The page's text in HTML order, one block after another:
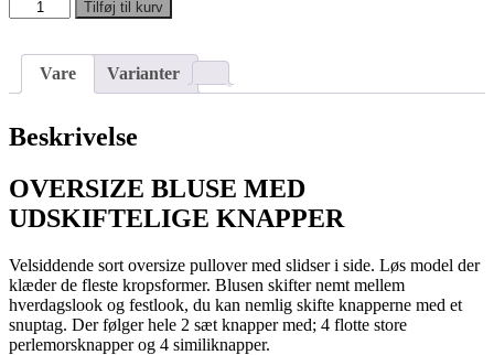
Oversize
Pullover
knapper
Tilføj til kurv
Vare Varianter
Beskrivelse
OVERSIZE BLUSE MED
UDSKIFTELIGE KNAPPER
Velsiddende sort oversize pullover med slidser i side. Løs model der
klæder de fleste kropsformer. Blusen skifter nemt mellem
hverdagslook og festlook, du kan nemlig skifte knapperne med et
snuptag. Der følger hele 2 sæt knapper med; 4 flotte store
perlemorsknapper og 4 similiknapper.